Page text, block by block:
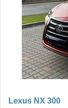
Lexus NX 300